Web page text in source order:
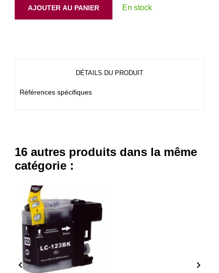
AJOUTER AU PANIER En stock
DÉTAILS DU PRODUIT
Références spécifiques
16 autres produits dans la même
catégorie :
 